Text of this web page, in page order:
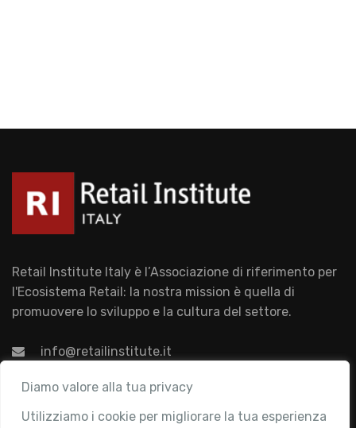
Diamo valore alla tua privacy
Utilizziamo i cookie per migliorare la tua esperienza
Retail Institute Italy è l’Associazione di riferimento per
l'Ecosistema Retail: la nostra mission è quella di
promuovere lo sviluppo e la cultura del settore.
info@retailinstitute.it
Associazione
Chi siamo